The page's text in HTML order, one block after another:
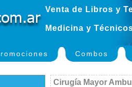
Venta de Libros y
Medicina y
Combos
Cirugía Mayor